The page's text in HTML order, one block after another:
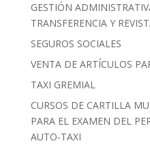
GESTIÓN
TRANSFERENCIA Y
SEGUROS SOCIALES
VENTA DE ARTÍCULOS
TAXI GREMIAL
CURSOS DE CARTILLA
PARA EL EXAMEN DEL
AUTO-TAXI